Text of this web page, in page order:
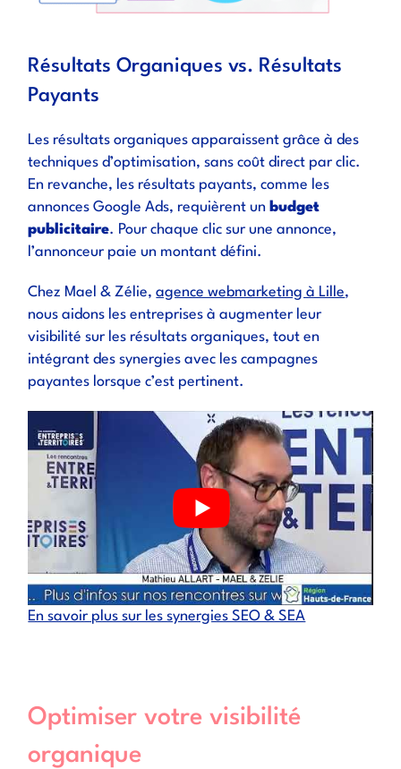
Résultats Organiques vs. Résultats
Payants
Les résultats organiques apparaissent grâce à des
techniques d’optimisation, sans coût direct par clic.
En revanche, les résultats payants, comme les
annonces Google Ads, requièrent un budget
publicitaire. Pour chaque clic sur une annonce,
l’annonceur paie un montant défini.
Chez Mael & Zélie,agence webmarketing à Lille,
nous aidons les entreprises à augmenter leur
visibilité sur les résultats organiques, tout en
intégrant des synergies avec les campagnes
payantes lorsque c’est pertinent.
En savoir plus sur les synergies SEO & SEA
Optimiser votre visibilité
organique